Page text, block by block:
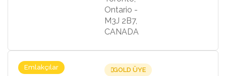
Ontario -
M3J 2B7,
CANADA
Emlakçılar GOLD ÜYE